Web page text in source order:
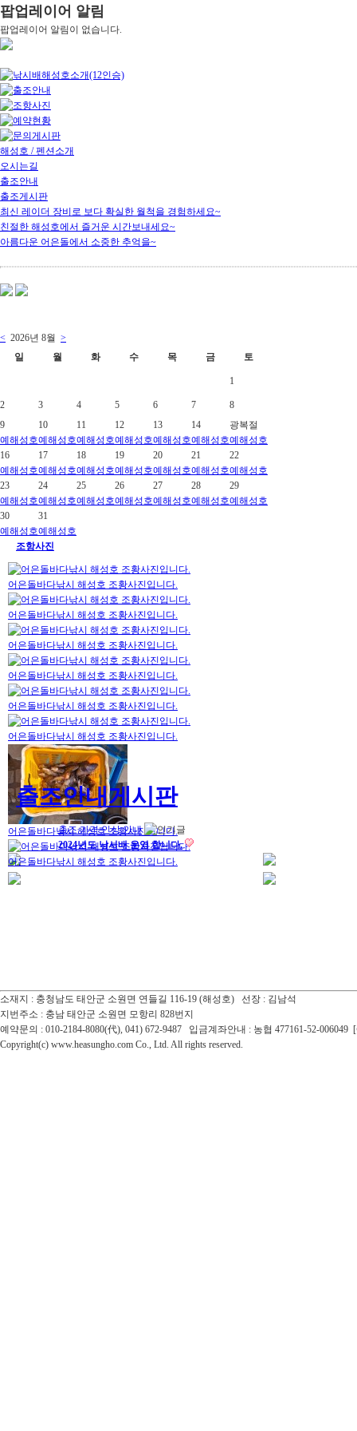
팝업레이어 알림
팝업레이어 알림이 없습니다.
해성호 / 펜션소개
오시는길
출조안내
출조게시판
최신 레이더 장비로 보다 확실한 월척을 경험하세요~
친절한 해성호에서 즐거운 시간보내세요~
아름다운 어은돌에서 소중한 추억을~
< 2026년 8월 >
일
월 화 수 목 금 토
1
2 3 4 5 6 7
8
9
예 해성호
10
예 해성호
11
예 해성호
12
예 해성호
13
예 해성호
14
예 해성호
광복절
예 해성호
16
예 해성호
17
예 해성호
18
예 해성호
19
예 해성호
20
예 해성호
21
예 해성호
22
예 해성호
23
예 해성호
24
예 해성호
25
예 해성호
26
예 해성호
27
예 해성호
28
예 해성호
29
예 해성호
30
예 해성호
31
예 해성호
조항사진
어은돌바다낚시 해성호 조황사진입니다.
어은돌바다낚시 해성호 조황사진입니다.
어은돌바다낚시 해성호 조황사진입니다.
어은돌바다낚시 해성호 조황사진입니다.
어은돌바다낚시 해성호 조황사진입니다.
어은돌바다낚시 해성호 조황사진입니다.
어은돌바다낚시 해성호 조황사진입니다.
어은돌바다낚시 해성호 조황사진입니다.
출조안내게시판
출조 가격 인상 안내
2024년도 낚시배 운영 합니다.
소재지 : 충청남도 태안군 소원면 연들길 116-19 (해성호) 선장 : 김남석
지번주소 : 충남 태안군 소원면 모항리 828번지
예약문의 : 010-2184-8080(代), 041) 672-9487 입금계좌안내 : 농협 477161-52-
Copyright(c) www.heasungho.com Co., Ltd. All rights reserved.